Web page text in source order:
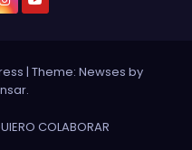
| Theme: Newses by
.
COLABORAR